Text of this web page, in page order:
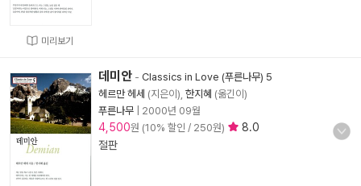
미리보기
데미안 - Classics in Love (푸른나무) 5
헤르만 헤세 (지은이), 한지혜 (옮긴이)
푸른나무
2000년 09월
4,500원 (10% 할인 / 250원)
8.0
절판